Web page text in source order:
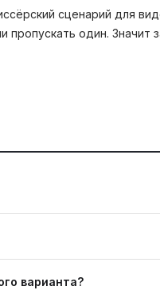
сценарий для
один. Значит
варианта?